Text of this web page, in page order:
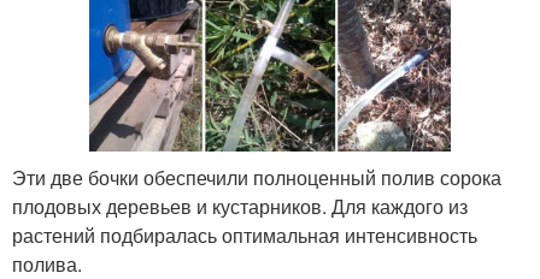
Эти две бочки обеспечили полноценный полив сорока
плодовых деревьев и кустарников. Для каждого из
растений подбиралась оптимальная интенсивность
полива.